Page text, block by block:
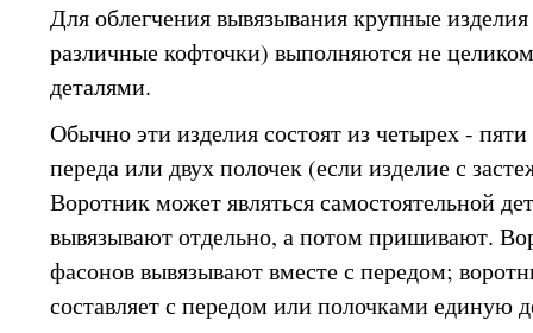
Для облегчения вывязывания крупные
различные кофточки) выполняются не
деталями.
Обычно эти изделия состоят из четырех -
переда или двух полочек (если изделие с
Воротник может являться самостоятельной
вывязывают отдельно, а потом пришивают.
фасонов вывязывают вместе с передом;
составляет с передом или полочками единую